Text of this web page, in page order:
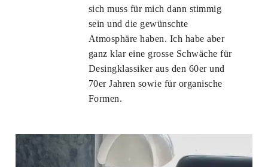
sich muss für mich dann stimmig
sein und die gewünschte
Atmosphäre haben. Ich habe aber
ganz klar eine grosse Schwäche für
Desingklassiker aus den 60er und
70er Jahren sowie für organische
Formen.